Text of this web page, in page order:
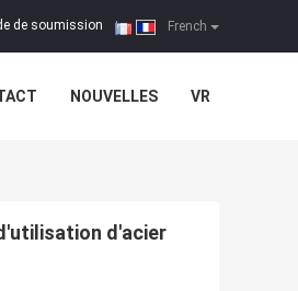
French
de soumission |
NOUVELLES VR
d'acier